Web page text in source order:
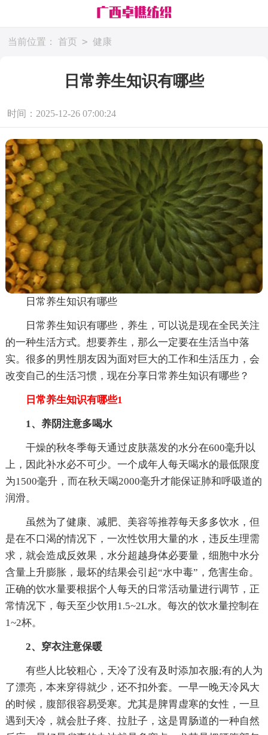
当前位置： 首页 > 健康
日常养生知识有哪些
时间：2025-12-26 07:00:24
日常养生知识有哪些
日常养生知识有哪些，养生，可以说是现在全民关注
的一种生活方式。想要养生，那么一定要在生活当中落
实。很多的男性朋友因为面对巨大的工作和生活压力，会
改变自己的生活习惯，现在分享日常养生知识有哪些？
日常养生知识有哪些1
1、养阴注意多喝水
干燥的秋冬季每天通过皮肤蒸发的水分在600毫升以
上，因此补水必不可少。一个成年人每天喝水的最低限度
为1500毫升，而在秋天喝2000毫升才能保证肺和呼吸道的
润滑。
虽然为了健康、减肥、美容等推荐每天多多饮水，但
是在不口渴的情况下，一次性饮用大量的水，违反生理需
求，就会造成反效果，水分超越身体必要量，细胞中水分
含量上升膨胀，最坏的结果会引起“水中毒”，危害生命。
正确的饮水量要根据个人每天的日常活动量进行调节，正
常情况下，每天至少饮用1.5~2L水。每次的饮水量控制在
1~2杯。
2、穿衣注意保暖
有些人比较粗心，天冷了没有及时添加衣服;有的人为
了漂亮，本来穿得就少，还不扣外套。一早一晚天冷风大
的时候，腹部很容易受寒。尤其是脾胃虚寒的女性，一旦
遇到天冷，就会肚子疼、拉肚子，这是胃肠道的一种自然